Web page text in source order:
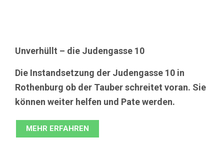
Unverhüllt – die Judengasse 10
Die Instandsetzung der Judengasse 10 in
Rothenburg ob der Tauber schreitet voran. Sie
können weiter helfen und Pate werden.
MEHR ERFAHREN